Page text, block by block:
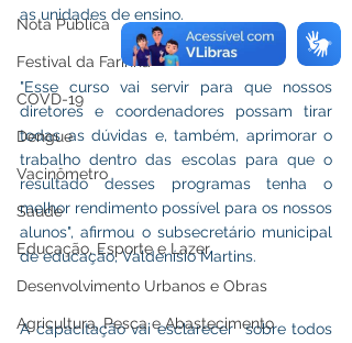
Nota Pública
Festival da Farinha
COVD-19
Dengue
Vacinômetro
Saúde
Educação, Esporte e Lazer
Desenvolvimento Urbanos e Obras
Agricultura, Pesca e Abastecimento
as unidades de ensino.
"Esse curso vai servir para que nossos
diretores e coordenadores possam tirar
todas as dúvidas e, também, aprimorar o
trabalho dentro das escolas para que o
resultado desses programas tenha o
melhor rendimento possível para os nossos
alunos", afirmou o subsecretário municipal
de educação, Valdenísio Martins.
A capacitação vai esclarecer  sobre todos